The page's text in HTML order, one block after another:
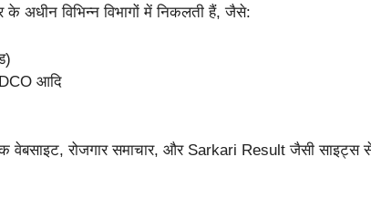
के अधीन विभिन्न विभागों में निकलती हैं, जैसे:
आदि
रोजगार समाचार, और Sarkari Result जैसी साइट्स